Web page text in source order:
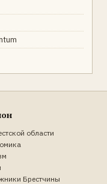
области
Брестчины